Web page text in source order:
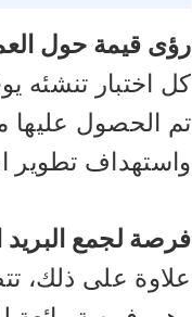
رؤى قيمة حول
كل اختبار تنشئه
تم الحصول عليها
واستهداف تطوير
فرصة لجمع البريد